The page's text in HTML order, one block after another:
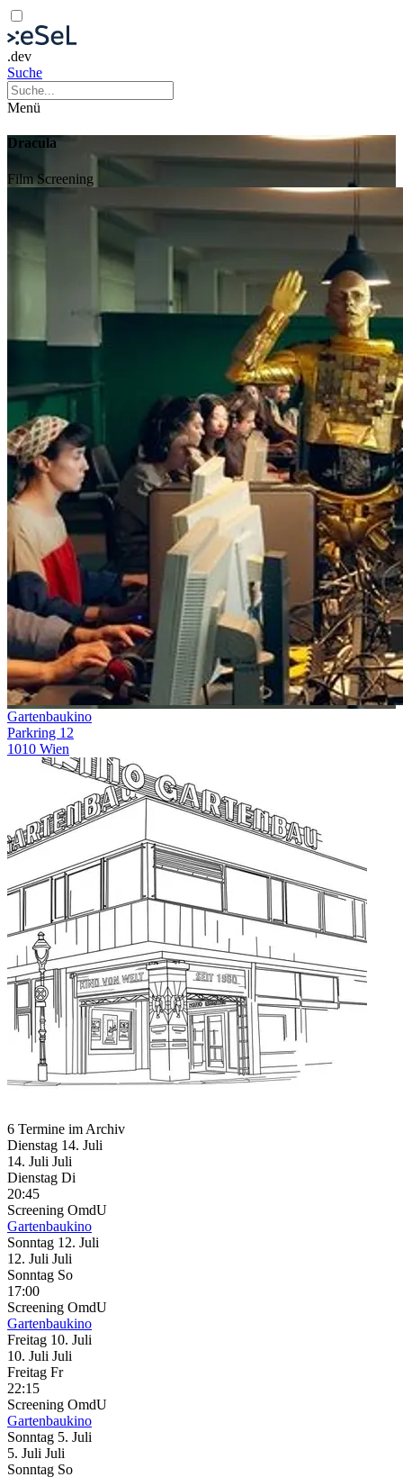
.dev
Suche
Menü
Dracula
FilmScreening
Gartenbaukino
Parkring 12
1010 Wien
6 Termine im Archiv
Dienstag 14. Juli
14. Juli Juli
Dienstag Di
20:45
Screening OmdU
Gartenbaukino
Sonntag 12. Juli
12. Juli Juli
Sonntag So
17:00
Screening OmdU
Gartenbaukino
Freitag 10. Juli
10. Juli Juli
Freitag Fr
22:15
Screening OmdU
Gartenbaukino
Sonntag 5. Juli
5. Juli Juli
Sonntag So